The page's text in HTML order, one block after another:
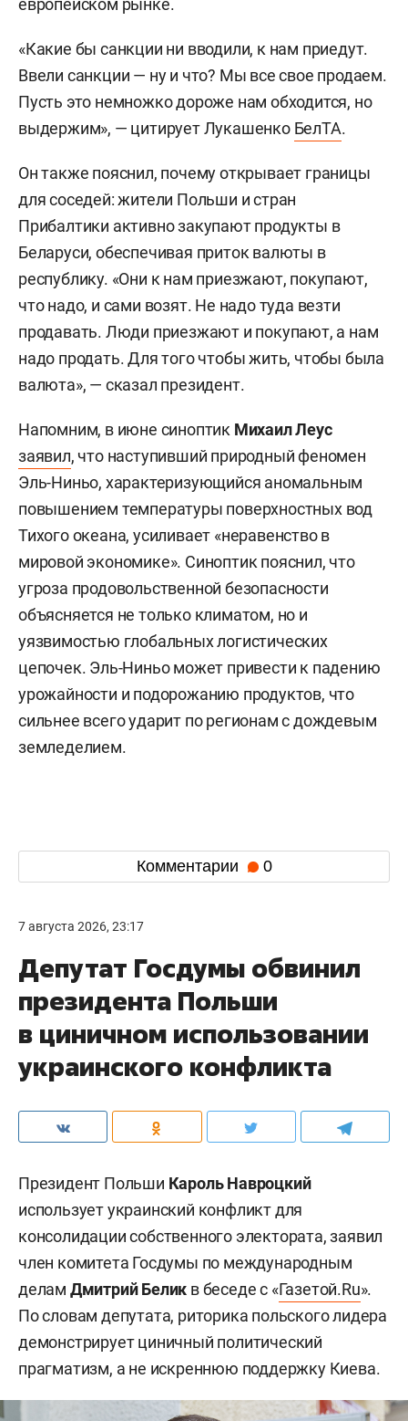
«Какие бы санкции ни вводили, к нам приедут.
Ввели санкции — ну и что? Мы все свое продаем.
Пусть это немножко дороже нам обходится, но
выдержим», — цитирует Лукашенко БелТА.
Он также пояснил, почему открывает границы
для соседей: жители Польши и стран
Прибалтики активно закупают продукты в
Беларуси, обеспечивая приток валюты в
республику. «Они к нам приезжают, покупают,
что надо, и сами возят. Не надо туда везти
продавать. Люди приезжают и покупают, а нам
надо продать. Для того чтобы жить, чтобы была
валюта», — сказал президент.
Напомним, в июне синоптик Михаил Леус
заявил, что наступивший природный феномен
Эль-Ниньо, характеризующийся аномальным
повышением температуры поверхностных вод
Тихого океана, усиливает «неравенство в
мировой экономике». Синоптик пояснил, что
угроза продовольственной безопасности
объясняется не только климатом, но и
уязвимостью глобальных логистических
цепочек. Эль-Ниньо может привести к падению
урожайности и подорожанию продуктов, что
сильнее всего ударит по регионам с дождевым
земледелием.
Комментарии 0
7 августа 2026, 23:17
Депутат Госдумы обвинил
президента Польши
в циничном использовании
украинского конфликта
Президент Польши Кароль Навроцкий
использует украинский конфликт для
консолидации собственного электората, заявил
член комитета Госдумы по международным
делам Дмитрий Белик в беседе с «Газетой.Ru».
По словам депутата, риторика польского лидера
демонстрирует циничный политический
прагматизм, а не искреннюю поддержку Киева.